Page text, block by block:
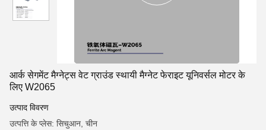
आर्क सेगमेंट मैग्नेट्स वेट ग्राउंड स्थायी मैग्नेट फेराइट यूनिवर्सल मोटर के
लिए W2065
उत्पाद विवरण
उत्पत्ति के प्लेस: सिचुआन, चीन